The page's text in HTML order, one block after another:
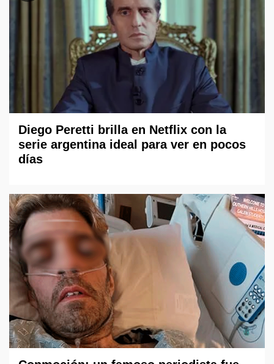
Diego Peretti brilla en Netflix con la
serie argentina ideal para ver en pocos
días